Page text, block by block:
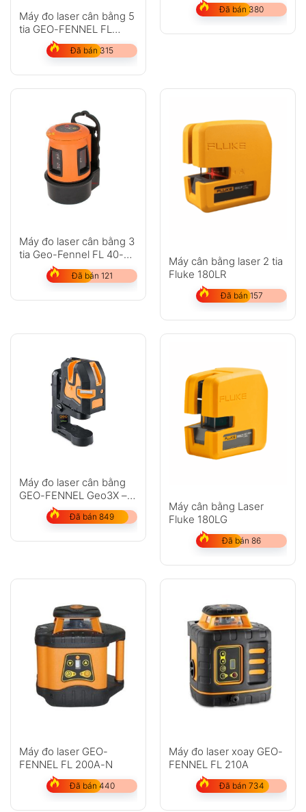
Máy đo laser cân bằng 5
tia GEO-FENNEL FL
Đã bán 315
Đã bán 380
Máy đo laser cân bằng 3
tia Geo-Fennel FL 40-3
Liner HP
Đã bán 121
Máy cân bằng laser 2 tia
Fluke 180LR
Đã bán 157
Máy đo laser cân bằng
GEO-FENNEL Geo3X –
Đã bán 849
Máy cân bằng Laser
Fluke 180LG
Đã bán 86
Máy đo laser GEO-
FENNEL FL 200A-N
Đã bán 440
Máy đo laser xoay GEO-
FENNEL FL 210A
Đã bán 734